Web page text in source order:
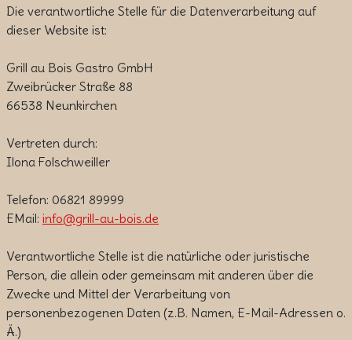
Die verantwortliche Stelle für die Datenverarbeitung auf
dieser Website ist:
Grill au Bois Gastro GmbH
Zweibrücker Straße 88
66538 Neunkirchen
Vertreten durch:
Ilona Folschweiller
Telefon: 06821 89999
EMail: info@grill-au-bois.de
Verantwortliche Stelle ist die natürliche oder juristische
Person, die allein oder gemeinsam mit anderen über die
Zwecke und Mittel der Verarbeitung von
personenbezogenen Daten (z.B. Namen, E-Mail-Adressen o.
Ä.)